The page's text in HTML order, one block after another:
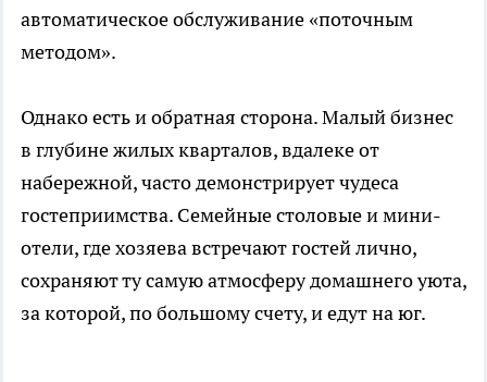
автоматическое обслуживание «поточным
методом».
Однако есть и обратная сторона. Малый бизнес
в глубине жилых кварталов, вдалеке от
набережной, часто демонстрирует чудеса
гостеприимства. Семейные столовые и мини-
отели, где хозяева встречают гостей лично,
сохраняют ту самую атмосферу домашнего уюта,
за которой, по большому счету, и едут на юг.